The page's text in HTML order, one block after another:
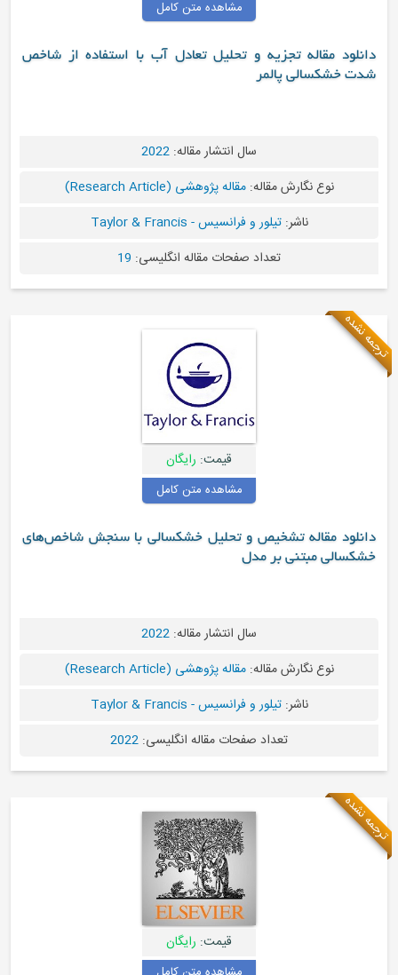
مشاهده متن کامل
دانلود مقاله تجزیه و تحلیل تعادل آب با استفاده از شاخص
شدت خشکسالی پالمر
سال انتشار مقاله: 2022
نوع نگارش مقاله:مقاله پژوهشی (Research Article)
ناشر:تیلور و فرانسیس - Taylor & Francis
تعداد صفحات مقاله انگلیسی: 19
ترجمه نشده
قیمت: رایگان
مشاهده متن کامل
دانلود مقاله تشخیص و تحلیل خشکسالی با سنجش شاخص‌های
خشکسالی مبتنی بر مدل
سال انتشار مقاله: 2022
نوع نگارش مقاله:مقاله پژوهشی (Research Article)
ناشر:تیلور و فرانسیس - Taylor & Francis
تعداد صفحات مقاله انگلیسی: 2022
ترجمه نشده
قیمت: رایگان